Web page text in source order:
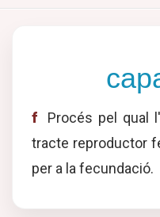
f
Procés pel qual
tracte reproductor
per a la fecundació.